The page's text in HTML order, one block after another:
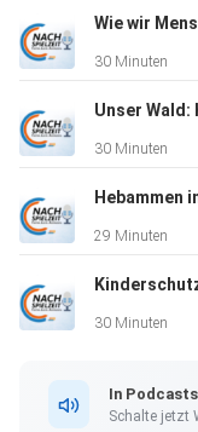
30 Minuten
30 Minuten
29 Minuten
30 Minuten
In
Schalte jetzt